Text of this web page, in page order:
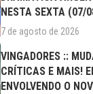
NESTA SEXTA (07/
7 de agosto de 2026
VINGADORES ::
CRÍTICAS E MAIS!
ENVOLVENDO O